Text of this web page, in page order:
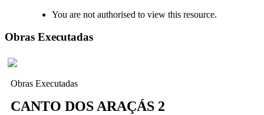
You are not authorised to view this resource.
Obras Executadas
Obras Executadas
CANTO DOS ARAÇÁS 2